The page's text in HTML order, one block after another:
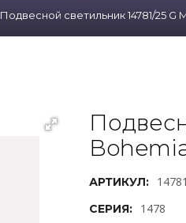
Подвесной светильник 14781/25 G
АРТИКУЛ:
СЕРИЯ: 1478